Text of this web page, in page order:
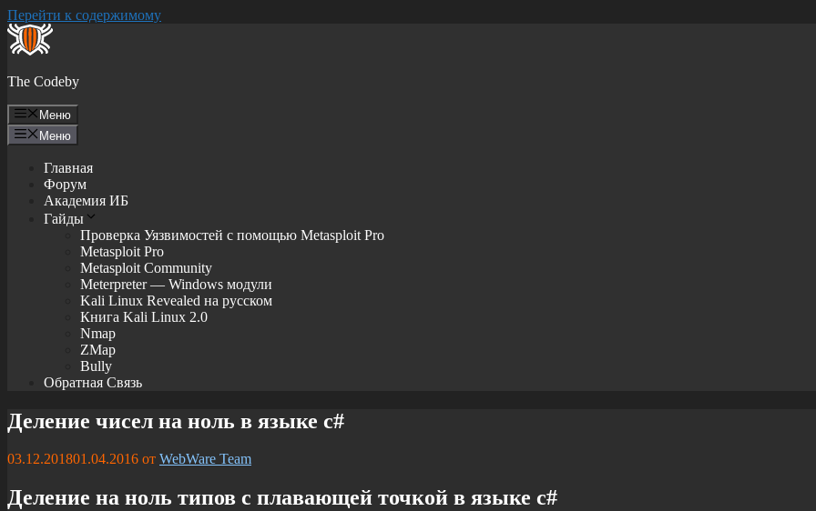
Перейти к содержимому
The Codeby
Меню
Меню
Главная
Форум
Академия ИБ
Гайды
Проверка Уязвимостей с помощью Metasploit Pro
Metasploit Pro
Metasploit Community
Meterpreter — Windows модули
Kali Linux Revealed на русском
Книга Kali Linux 2.0
Nmap
ZMap
Bully
Обратная Связь
Деление чисел на ноль в языке c#
03.12.201801.04.2016 от WebWare Team
Деление на ноль типов с плавающей точкой в языке c#